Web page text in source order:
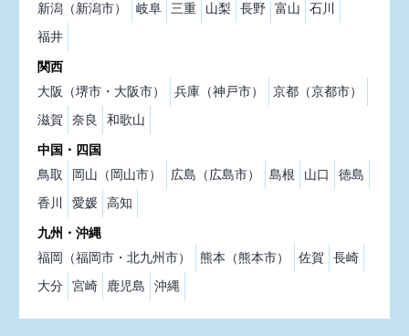
新潟（新潟市）
岐阜 三重 山梨 長野 富山
石川
福井
関西
大阪（堺市・大阪市）
兵庫（神戸市）
京都（京都市）
滋賀
奈良 和歌山
中国・四国
鳥取
岡山（岡山市） 広島（広島市） 島根 山口
徳島
香川
愛媛 高知
九州・沖縄
福岡（福岡市・北九州市）
熊本（熊本市） 佐賀
長崎
大分
宮崎 鹿児島 沖縄